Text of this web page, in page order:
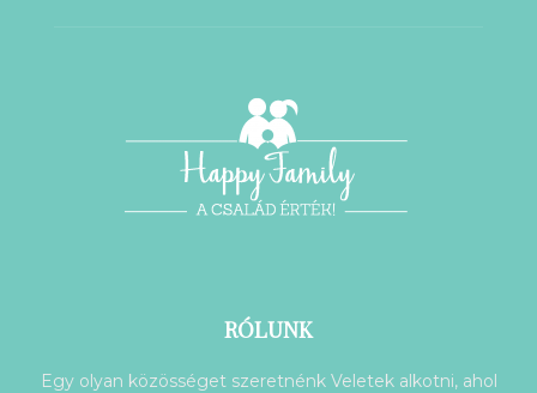
RÓLUNK
Egy olyan közösséget szeretnénk Veletek alkotni, ahol